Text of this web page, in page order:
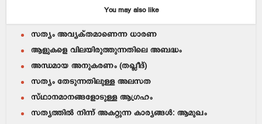
You may also like
സത്യം അവ്യക്തമാണെന്ന ധാരണ
ആളുകളെ വിലയിരുത്തുന്നതിലെ അബദ്ധം
അന്ധമായ അനുകരണം (തഖ്ലീദ്)
സത്യം തേടുന്നതിലുള്ള അലസത
സ്ഥാനമാനങ്ങളോടുള്ള ആഗ്രഹം
സത്യത്തില്‍ നിന്ന് അകറ്റുന്ന കാര്യങ്ങള്‍: ആമുഖം